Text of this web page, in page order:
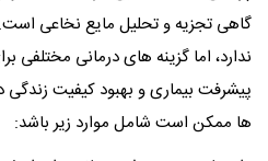
گاهی تجزیه و تحلیل مایع نخاعی
ندارد، اما گزینه های درمانی مختلفی
پیشرفت بیماری و بهبود کیفیت
ها ممکن است شامل موارد زیر باشد: